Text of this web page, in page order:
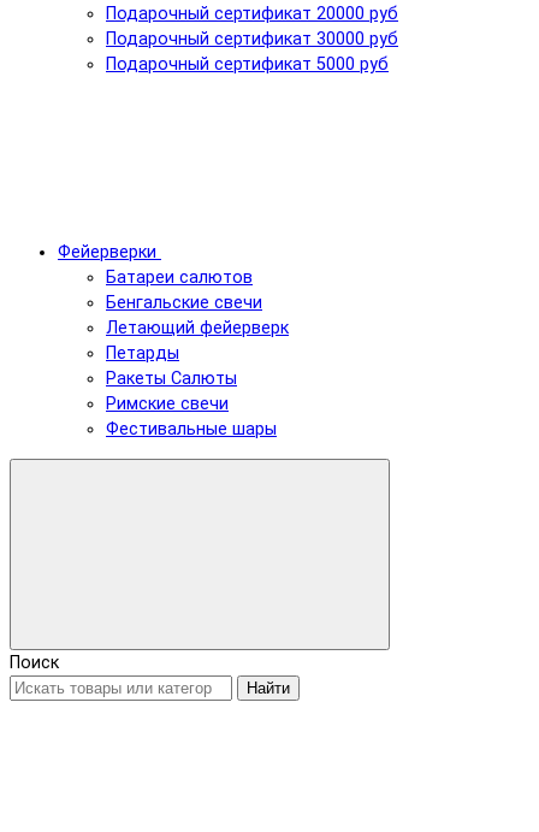
Подарочный сертификат 20000 руб
Подарочный сертификат 30000 руб
Подарочный сертификат 5000 руб
Фейерверки
Батареи салютов
Бенгальские свечи
Летающий фейерверк
Петарды
Ракеты Салюты
Римские свечи
Фестивальные шары
Поиск
Найти